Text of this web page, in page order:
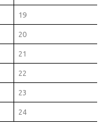
19
20
21
22
23
24